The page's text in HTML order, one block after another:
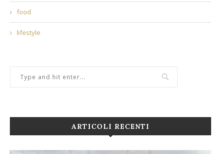
food
lifestyle
ARTICOLI RECENTI